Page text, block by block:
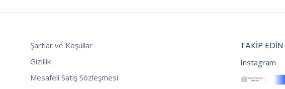
Şartlar ve Koşullar
Gizlilik
Mesafeli Satış Sözleşmesi
TAKIP EDIN
Instagram